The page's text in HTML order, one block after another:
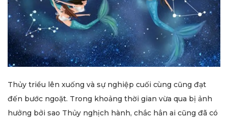
Thủy triều lên xuống và sự nghiệp cuối cùng cũng đạt
đến bước ngoặt. Trong khoảng thời gian vừa qua bị ảnh
hưởng bởi sao Thủy nghịch hành, chắc hẳn ai cũng đã có